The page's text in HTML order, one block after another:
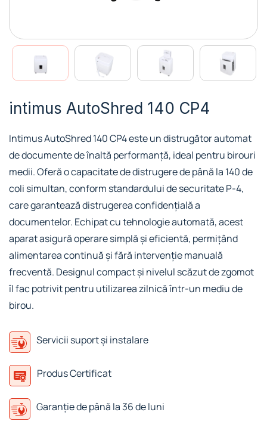
intimus AutoShred 140 CP4
Intimus AutoShred 140 CP4 este un distrugător automat
de documente de înaltă performanță, ideal pentru birouri
medii. Oferă o capacitate de distrugere de până la 140 de
coli simultan, conform standardului de securitate P-4,
care garantează distrugerea confidențială a
documentelor. Echipat cu tehnologie automată, acest
aparat asigură operare simplă și eficientă, permițând
alimentarea continuă și fără intervenție manuală
frecventă. Designul compact și nivelul scăzut de zgomot
îl fac potrivit pentru utilizarea zilnică într-un mediu de
birou.
Servicii suport și instalare
Produs Certificat
Garanție de până la 36 de luni